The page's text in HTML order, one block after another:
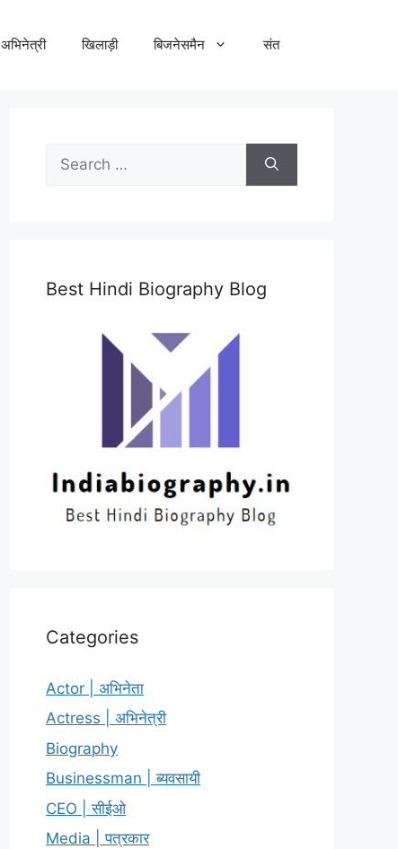
अभिनेत्री खिलाड़ी बिजनेसमैन संत
Search
for:
Best Hindi Biography Blog
Categories
Actor | अभिनेता
Actress | अभिनेत्री
Biography
Businessman | ब्यवसायी
CEO | सीईओ
Media | पत्रकार